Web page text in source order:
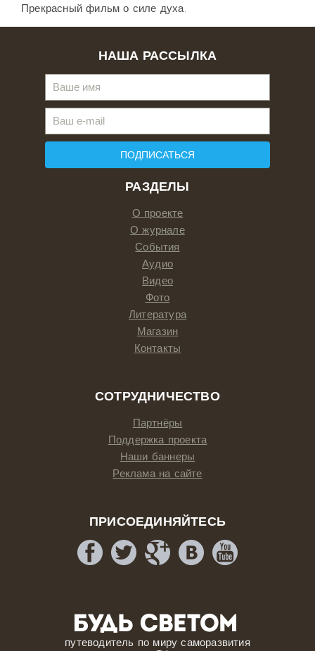
Прекрасный фильм о силе духа.
РАЗДЕЛЫ
О проекте
О журнале
События
Аудио
Видео
Фото
Литература
Магазин
Контакты
СОТРУДНИЧЕСТВО
Партнёры
Поддержка проекта
Наши баннеры
Реклама на сайте
ПРИСОЕДИНЯЙТЕСЬ
путеводитель по миру саморазвития
НАША РАССЫЛКА
ПОДПИСАТЬСЯ